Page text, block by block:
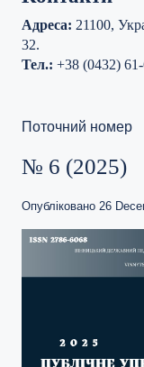
Адреса: 21100,
32.
Тел.: +38 (0432)
Поточний номер
№ 6 (2025)
Опубліковано 26